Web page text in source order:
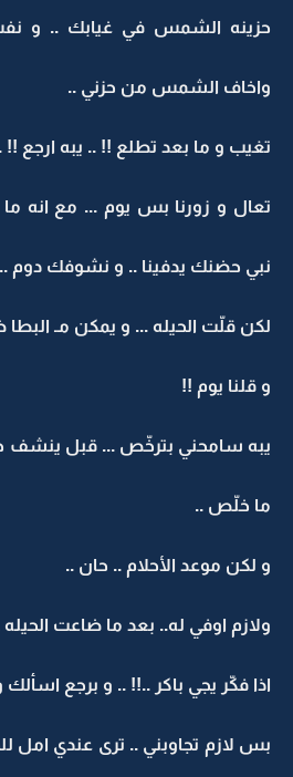
حزينه الشمس في غيابك .. و
واخاف الشمس من حزني ..
تغيب و ما بعد تطلع !! .. يبه ارجع !!
تعال و زورنا بس يوم ... مع انه
نبي حضنك يدفينا .. و نشوفك دوم ..
لكن قلّت الحيله ... و يمكن مـ
و قلنا يوم !!
يبه سامحني بترخّص ... قبل ينشف
ما خلّص ..
و لكن موعد الأحلام .. حان ..
ولازم اوفي له.. بعد ما ضاعت
اذا فكّر يجي باكر ..!! .. و برجع
بس لازم تجاوبني .. ترى عندي امل